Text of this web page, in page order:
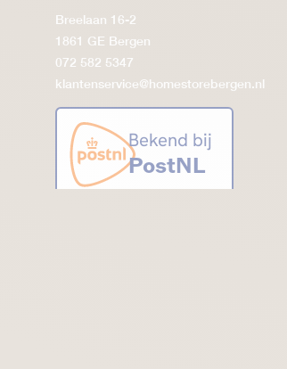
Breelaan 16-2
1861 GE Bergen
072 582 5347
klantenservice@homestorebergen.nl